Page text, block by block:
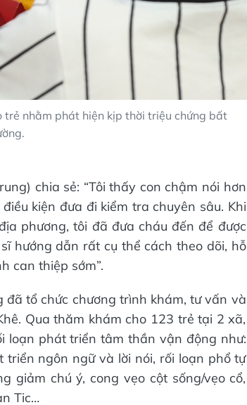
nhằm phát hiện kịp thời triệu chứng bất
chia sẻ: “Tôi thấy con chậm nói hơn
kiện đưa đi kiểm tra chuyên sâu. Khi
phương, tôi đã đưa cháu đến để được
hướng dẫn rất cụ thể cách theo dõi, hỗ
can thiệp sớm”.
đã tổ chức chương trình khám, tư vấn và
Qua thăm khám cho 123 trẻ tại 2 xã,
loạn phát triển tâm thần vận động như:
ngôn ngữ và lời nói, rối loạn phổ tự
giảm chú ý, cong vẹo cột sống/vẹo cổ,
Tic…